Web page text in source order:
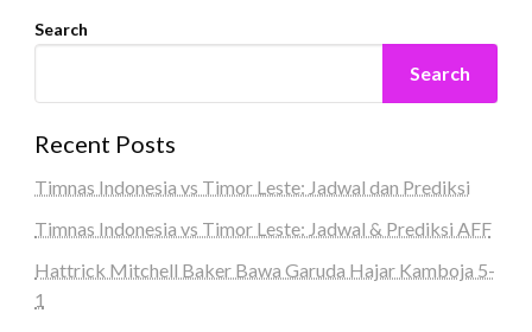
Search
Search
Recent Posts
Timnas Indonesia vs Timor Leste: Jadwal dan Prediksi
Timnas Indonesia vs Timor Leste: Jadwal & Prediksi AFF
Hattrick Mitchell Baker Bawa Garuda Hajar Kamboja 5-
1